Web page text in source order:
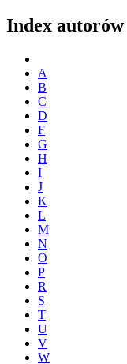
Index autorów
A
B
C
D
F
G
H
I
J
K
L
M
N
O
P
R
S
T
U
V
W